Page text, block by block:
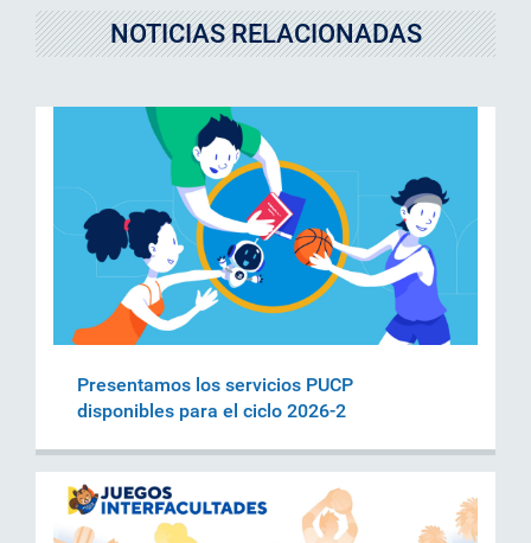
NOTICIAS RELACIONADAS
Presentamos los servicios PUCP
disponibles para el ciclo 2026-2